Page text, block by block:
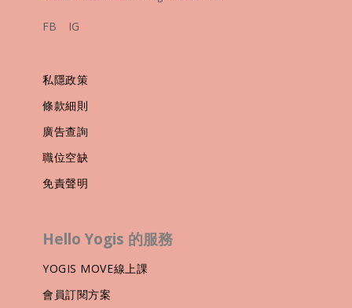
FB IG
私隱政策
條款細則
廣告查詢
職位空缺
免責聲明
Hello Yogis 的服務
YOGIS MOVE線上課
會員訂閱方案